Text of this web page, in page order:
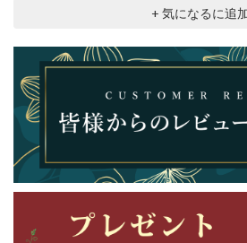
+ 気になるに追